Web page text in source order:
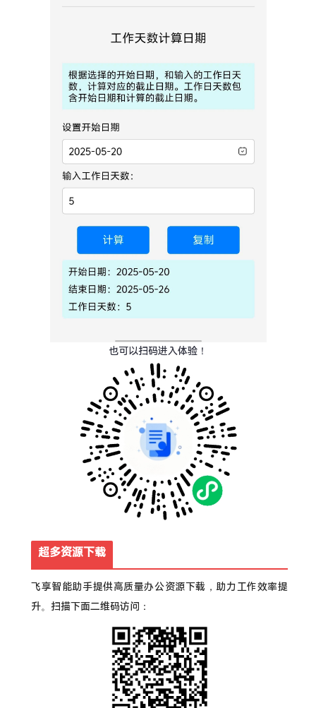
也可以扫码进入体验！
超多资源下载
飞享智能助手提供高质量办公资源下载，助力工作效率提
升。扫描下面二维码访问：